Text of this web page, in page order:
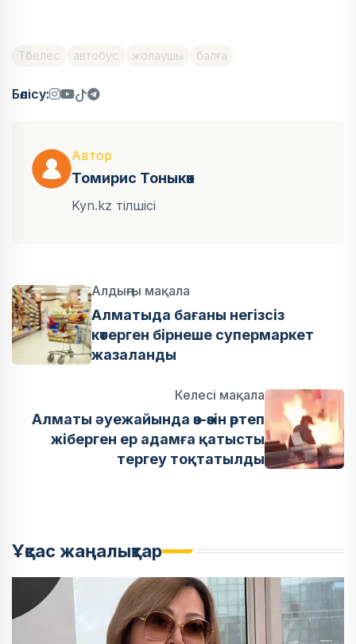
Төбелес автобус жолаушы балға
Бөлісу:
Автор
Томирис Тоныкөк
Kyn.kz тілшісі
Алдыңғы мақала
Алматыда бағаны негізсіз
көтерген бірнеше супермаркет
жазаланды
Келесі мақала
Алматы әуежайында өз-өзін өртеп
жіберген ер адамға қатысты
тергеу тоқтатылды
Ұқсас жаңалықтар